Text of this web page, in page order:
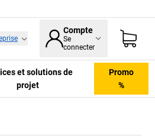
Compte
Se
connecter
et solutions de
projet
Promo
%